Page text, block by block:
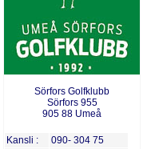
Sörfors Golfklubb
Sörfors 955
905 88 Umeå
Kansli :
090- 304 75